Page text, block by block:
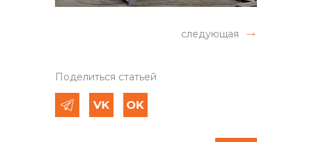
следующая
Поделиться статьей